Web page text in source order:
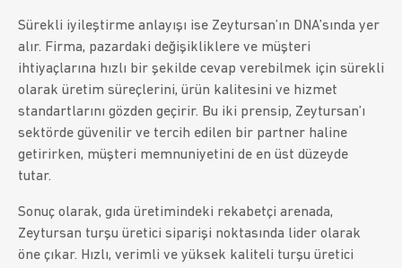
Sürekli iyileştirme anlayışı ise Zeytursan’ın DNA’sında yer
alır. Firma, pazardaki değişikliklere ve müşteri
ihtiyaçlarına hızlı bir şekilde cevap verebilmek için sürekli
olarak üretim süreçlerini, ürün kalitesini ve hizmet
standartlarını gözden geçirir. Bu iki prensip, Zeytursan’ı
sektörde güvenilir ve tercih edilen bir partner haline
getirirken, müşteri memnuniyetini de en üst düzeyde
tutar.
Sonuç olarak, gıda üretimindeki rekabetçi arenada,
Zeytursan turşu üretici siparişi noktasında lider olarak
öne çıkar. Hızlı, verimli ve yüksek kaliteli turşu üretici